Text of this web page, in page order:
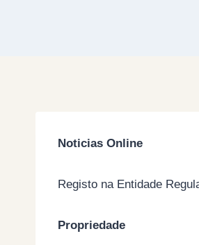
Noticias Online
Registo na Entidade
Propriedade